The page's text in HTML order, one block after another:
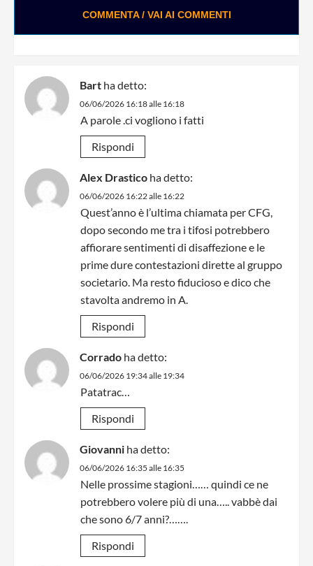
COMMENTA / VAI AI COMMENTI
Bart ha detto:
06/06/2026 16:18 alle 16:18
A parole .ci vogliono i fatti
Rispondi
Alex Drastico ha detto:
06/06/2026 16:22 alle 16:22
Quest’anno è l’ultima chiamata per CFG,
dopo secondo me tra i tifosi potrebbero
affiorare sentimenti di disaffezione e le
prime dure contestazioni dirette al gruppo
societario. Ma resto fiducioso e dico che
stavolta andremo in A.
Rispondi
Corrado ha detto:
06/06/2026 19:34 alle 19:34
Patatrac…
Rispondi
Giovanni ha detto:
06/06/2026 16:35 alle 16:35
Nelle prossime stagioni…… quindi ce ne
potrebbero volere più di una….. vabbè dai
che sono 6/7 anni?…….
Rispondi